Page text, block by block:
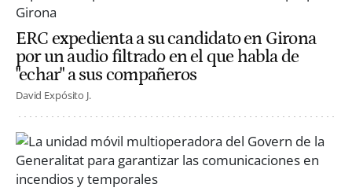
ERC expedienta a su candidato en Girona
por un audio filtrado en el que habla de
"echar" a sus compañeros
David Expósito J.